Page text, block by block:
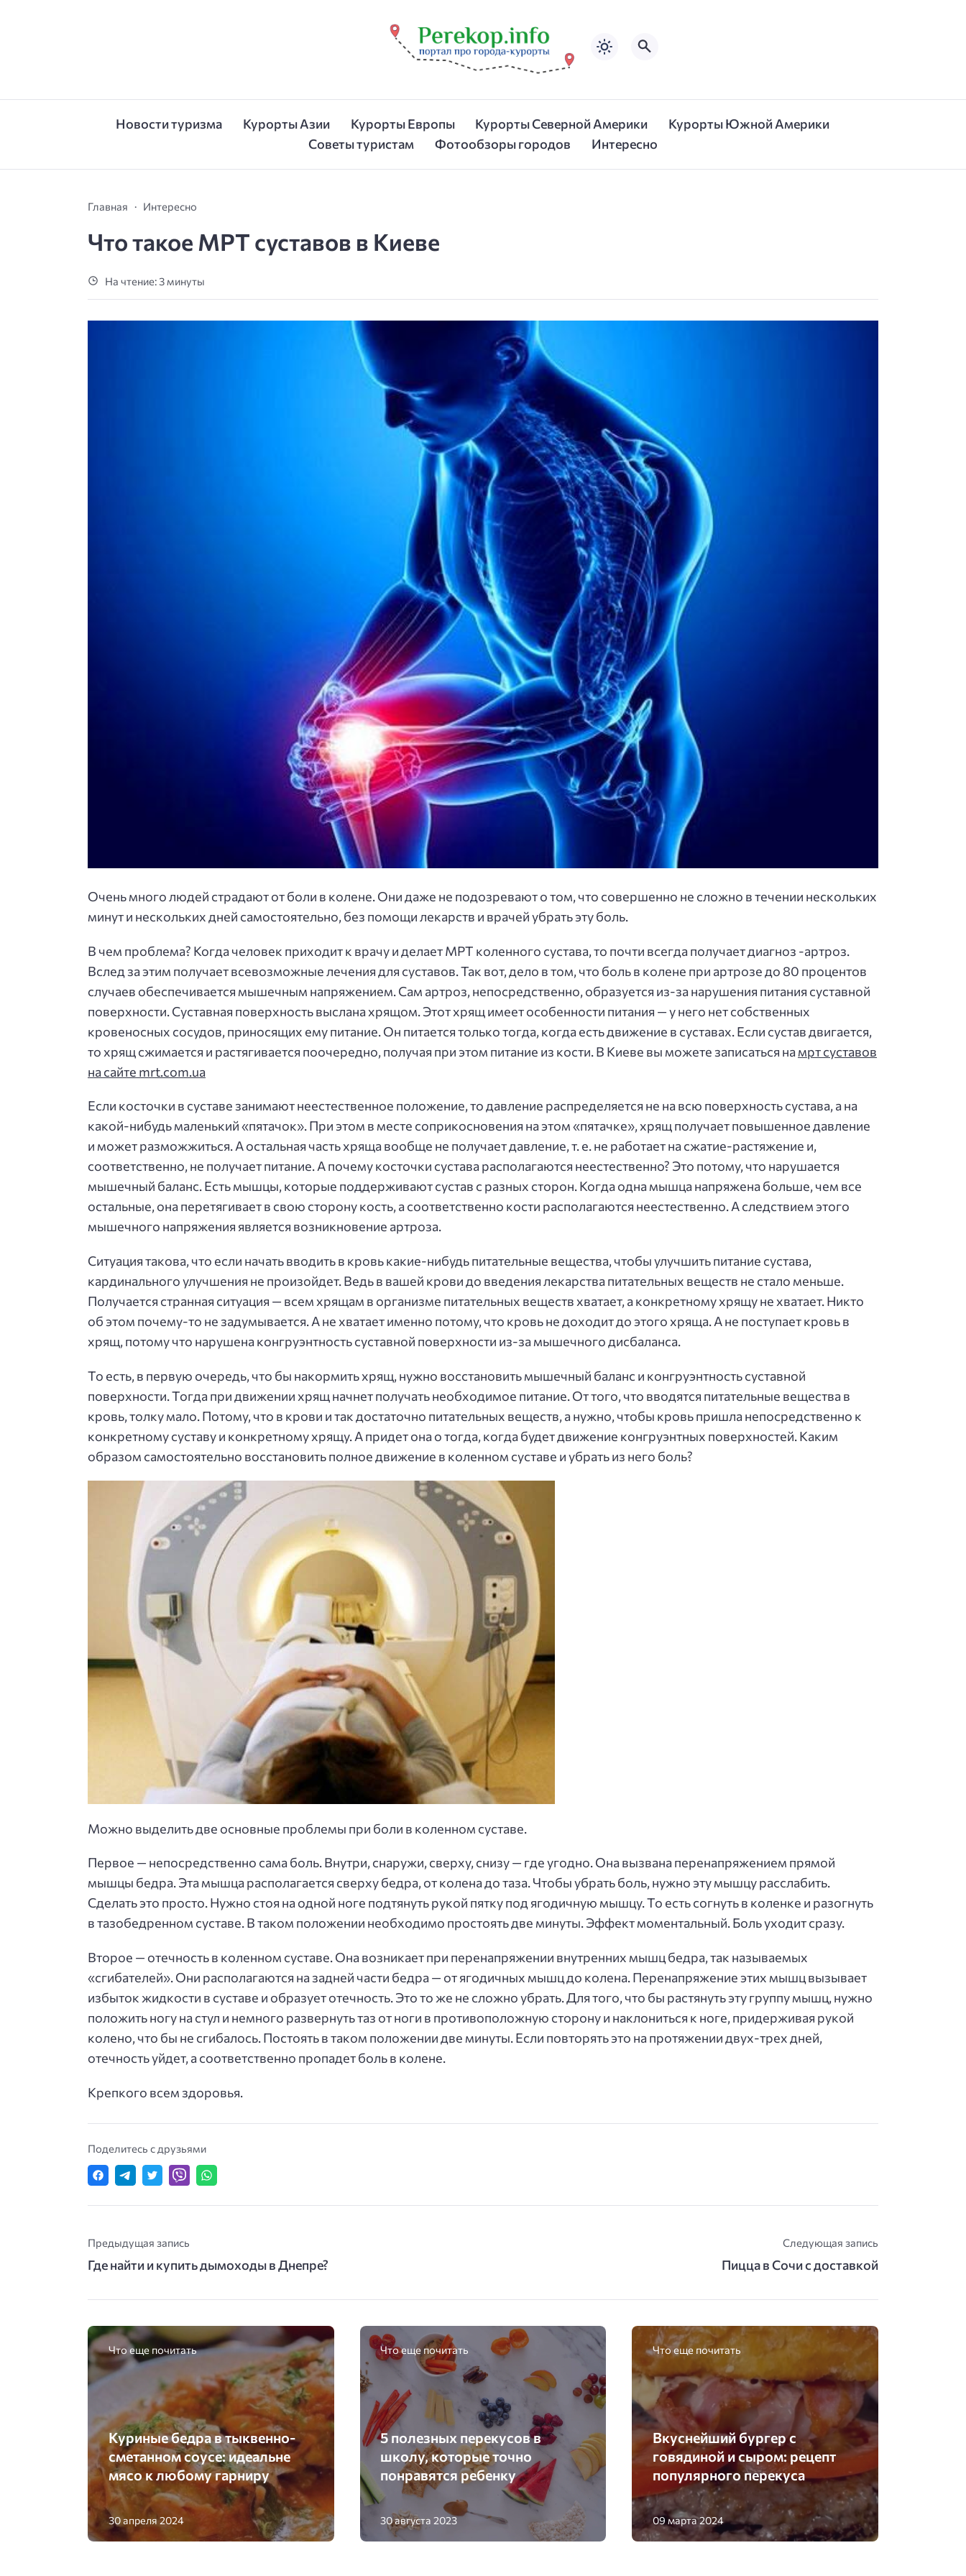
Новости туризма Курорты Азии Курорты Европы Курорты Северной Америки
Курорты Южной Америки
Советы туристам
Фотообзоры городов Интересно
Главная Интересно
Что такое МРТ суставов в Киеве
На чтение: 3 минуты
Очень много людей страдают от боли в колене. Они даже не подозревают о том, что совершенно не сложно в течении нескольких
минут и нескольких дней самостоятельно, без помощи лекарств и врачей убрать эту боль.
В чем проблема? Когда человек приходит к врачу и делает МРТ коленного сустава, то почти всегда получает диагноз -артроз.
Вслед за этим получает всевозможные лечения для суставов. Так вот, дело в том, что боль в колене при артрозе до 80 процентов
случаев обеспечивается мышечным напряжением. Сам артроз, непосредственно, образуется из-за нарушения питания суставной
поверхности. Суставная поверхность выслана хрящом. Этот хрящ имеет особенности питания — у него нет собственных
кровеносных сосудов, приносящих ему питание. Он питается только тогда, когда есть движение в суставах. Если сустав двигается,
то хрящ сжимается и растягивается поочередно, получая при этом питание из кости. В Киеве вы можете записаться на мрт суставов
на сайте mrt.com.ua
Если косточки в суставе занимают неестественное положение, то давление распределяется не на всю поверхность сустава, а на
какой-нибудь маленький «пятачок». При этом в месте соприкосновения на этом «пятачке», хрящ получает повышенное давление
и может разможжиться. А остальная часть хряща вообще не получает давление, т. е. не работает на сжатие-растяжение и,
соответственно, не получает питание. А почему косточки сустава располагаются неестественно? Это потому, что нарушается
мышечный баланс. Есть мышцы, которые поддерживают сустав с разных сторон. Когда одна мышца напряжена больше, чем все
остальные, она перетягивает в свою сторону кость, а соответственно кости располагаются неестественно. А следствием этого
мышечного напряжения является возникновение артроза.
Ситуация такова, что если начать вводить в кровь какие-нибудь питательные вещества, чтобы улучшить питание сустава,
кардинального улучшения не произойдет. Ведь в вашей крови до введения лекарства питательных веществ не стало меньше.
Получается странная ситуация — всем хрящам в организме питательных веществ хватает, а конкретному хрящу не хватает. Никто
об этом почему-то не задумывается. А не хватает именно потому, что кровь не доходит до этого хряща. А не поступает кровь в
хрящ, потому что нарушена конгруэнтность суставной поверхности из-за мышечного дисбаланса.
То есть, в первую очередь, что бы накормить хрящ, нужно восстановить мышечный баланс и конгруэнтность суставной
поверхности. Тогда при движении хрящ начнет получать необходимое питание. От того, что вводятся питательные вещества в
кровь, толку мало. Потому, что в крови и так достаточно питательных веществ, а нужно, чтобы кровь пришла непосредственно к
конкретному суставу и конкретному хрящу. А придет она о тогда, когда будет движение конгруэнтных поверхностей. Каким
образом самостоятельно восстановить полное движение в коленном суставе и убрать из него боль?
Можно выделить две основные проблемы при боли в коленном суставе.
Первое — непосредственно сама боль. Внутри, снаружи, сверху, снизу — где угодно. Она вызвана перенапряжением прямой
мышцы бедра. Эта мышца располагается сверху бедра, от колена до таза. Чтобы убрать боль, нужно эту мышцу расслабить.
Сделать это просто. Нужно стоя на одной ноге подтянуть рукой пятку под ягодичную мышцу. То есть согнуть в коленке и разогнуть
в тазобедренном суставе. В таком положении необходимо простоять две минуты. Эффект моментальный. Боль уходит сразу.
Второе — отечность в коленном суставе. Она возникает при перенапряжении внутренних мышц бедра, так называемых
«сгибателей». Они располагаются на задней части бедра — от ягодичных мышц до колена. Перенапряжение этих мышц вызывает
избыток жидкости в суставе и образует отечность. Это то же не сложно убрать. Для того, что бы растянуть эту группу мышц, нужно
положить ногу на стул и немного развернуть таз от ноги в противоположную сторону и наклониться к ноге, придерживая рукой
колено, что бы не сгибалось. Постоять в таком положении две минуты. Если повторять это на протяжении двух-трех дней,
отечность уйдет, а соответственно пропадет боль в колене.
Крепкого всем здоровья.
Поделитесь с друзьями
Предыдущая запись
Где найти и купить дымоходы в Днепре?
Следующая запись
Пицца в Сочи с доставкой
Что еще почитать
Куриные бедра в тыквенно-
сметанном соусе: идеальне
мясо к любому гарниру
30 апреля 2024
Что еще почитать
5 полезных перекусов в
школу, которые точно
понравятся ребенку
30 августа 2023
Что еще почитать
Вкуснейший бургер с
говядиной и сыром: рецепт
популярного перекуса
09 марта 2024